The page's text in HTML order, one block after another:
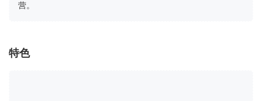
营。
特色